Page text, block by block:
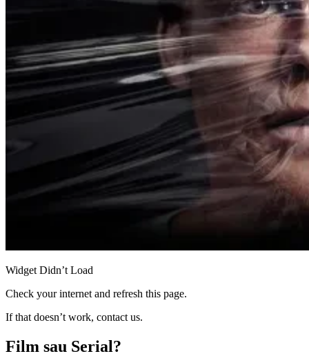
Widget Didn’t Load
Check your internet and refresh this page.
If that doesn’t work, contact us.
Film sau Serial?